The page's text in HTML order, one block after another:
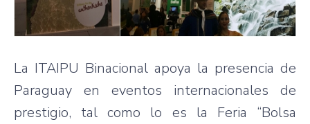
La ITAIPU Binacional apoya la presencia de
Paraguay en eventos internacionales de
prestigio, tal como lo es la Feria “Bolsa